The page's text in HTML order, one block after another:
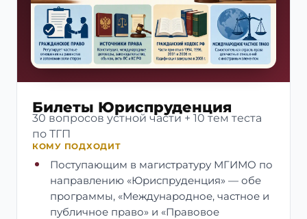
Билеты Юриспруденция
30 вопросов устной части + 10 тем теста
по ТГП
КОМУ ПОДХОДИТ
Поступающим в магистратуру МГИМО по
направлению «Юриспруденция» — обе
программы, «Международное, частное и
публичное право» и «Правовое